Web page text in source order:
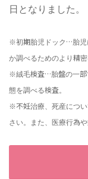
日となりました。
※初期胎児ドック…胎児
か調べるためのより精密
※絨毛検査…胎盤の一部
態を調べる検査。
※不妊治療、死産につ
さい。また、医療行為